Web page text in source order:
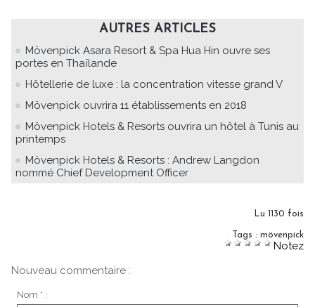
AUTRES ARTICLES
Mövenpick Asara Resort & Spa Hua Hin ouvre ses
portes en Thaïlande
Hôtellerie de luxe : la concentration vitesse grand V
Mövenpick ouvrira 11 établissements en 2018
Mövenpick Hotels & Resorts ouvrira un hôtel à Tunis au
printemps
Mövenpick Hotels & Resorts : Andrew Langdon
nommé Chief Development Officer
Lu 1130 fois
Tags : mövenpick
Notez
Nouveau commentaire :
Nom * :